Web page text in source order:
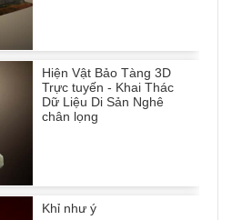
Hiện Vật Bảo Tàng 3D
Trực tuyến - Khai Thác
Dữ Liệu Di Sản Nghê
chân lọng
Khỉ như ý